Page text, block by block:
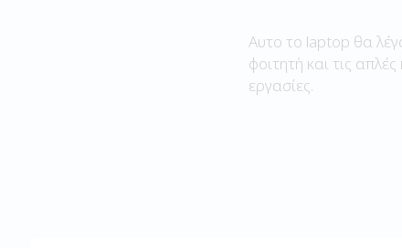
Αυτο το laptop θα
φοιτητή και τις
εργασίες.